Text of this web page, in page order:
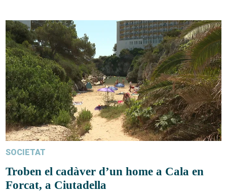
SOCIETAT
Troben el cadàver d’un home a Cala en
Forcat, a Ciutadella